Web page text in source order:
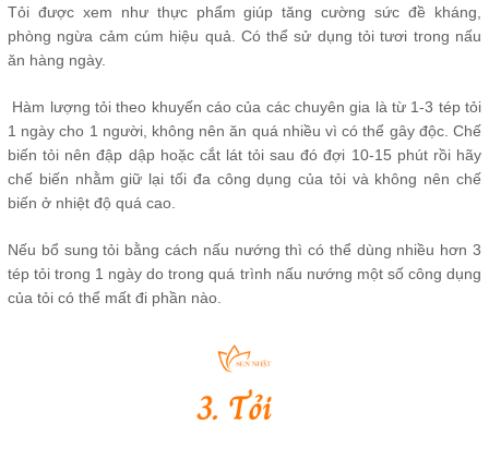
Tỏi được xem như thực phẩm giúp tăng cường sức đề kháng,
phòng ngừa cảm cúm hiệu quả. Có thể sử dụng tỏi tươi trong nấu
ăn hàng ngày.
Hàm lượng tỏi theo khuyến cáo của các chuyên gia là từ 1-3 tép tỏi
1 ngày cho 1 người, không nên ăn quá nhiều vì có thể gây độc. Chế
biến tỏi nên đập dập hoặc cắt lát tỏi sau đó đợi 10-15 phút rồi hãy
chế biến nhằm giữ lại tối đa công dụng của tỏi và không nên chế
biến ở nhiệt độ quá cao.
Nếu bổ sung tỏi bằng cách nấu nướng thì có thể dùng nhiều hơn 3
tép tỏi trong 1 ngày do trong quá trình nấu nướng một số công dụng
của tỏi có thể mất đi phần nào.